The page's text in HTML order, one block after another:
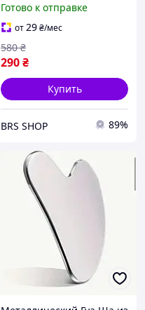
шариками BRS Blue
Готово к отправке
от29₴/мес
290₴
580 ₴
Купить
BRS SHOP 89%